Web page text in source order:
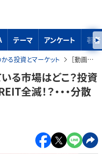
テーマ アンケート 著者
投資とマーケット ［動画で解説］今、上昇している市場はどこ？投資信託ランキング 株・債券・REIT全滅！？・・・分散投資の新たな選択肢は？
いる市場はどこ？投資
全滅！？・・・分散